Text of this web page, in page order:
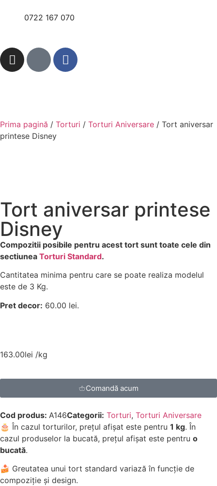
0722 167 070
Prima pagină / Torturi / Torturi Aniversare / Tort aniversar
printese Disney
Tort aniversar printese
Disney
Compozitii posibile pentru acest tort sunt toate cele din
sectiunea Torturi Standard.
Cantitatea minima pentru care se poate realiza modelul
este de 3 Kg.
Pret decor: 60.00 lei.
163.00lei /kg
Comandă acum
Cod produs: A146Categorii: Torturi, Torturi Aniversare
🎂 În cazul torturilor, prețul afișat este pentru 1 kg. În
cazul produselor la bucată, prețul afișat este pentru o
bucată.
🍰 Greutatea unui tort standard variază în funcție de
compoziție și design.